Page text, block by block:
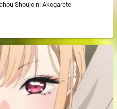
Shoujo ni Akogarete